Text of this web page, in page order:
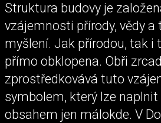
Struktura budovy je
vzájemnosti přírody, vědy a
myšlení. Jak přírodou, tak i
přímo obklopena. Obři
zprostředkovává tuto
symbolem, který lze
obsahem jen málokde. V